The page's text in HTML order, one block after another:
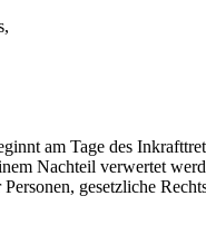
am Tage des
Nachteil verwertet
gesetzliche